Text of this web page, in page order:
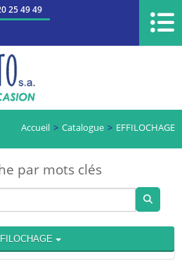
25 49 49
Accueil Catalogue EFFILOCHAGE
par mots clés